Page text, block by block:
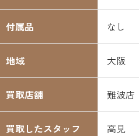
付属品 なし
地域 大阪
買取店舗 難波店
買取したスタッフ 高見